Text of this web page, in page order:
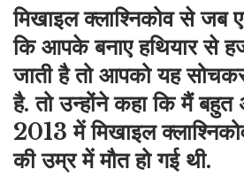
मिखाइल क्लाश्निकोव से जब
कि आपके बनाए हथियार से
जाती है तो आपको यह
है. तो उन्होंने कहा कि मैं
2013 मेंमिखाइल
की उम्र में मौत हो गई थी.